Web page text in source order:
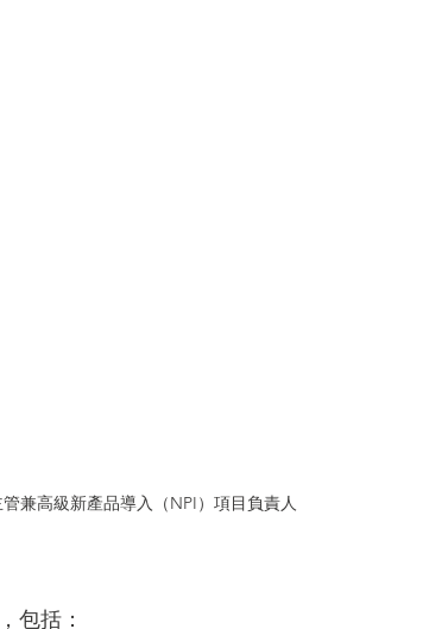
兼高級新產品導入（NPI）項目負責人
包括：